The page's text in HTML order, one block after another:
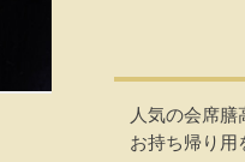
人気の会席膳
お持ち帰り用